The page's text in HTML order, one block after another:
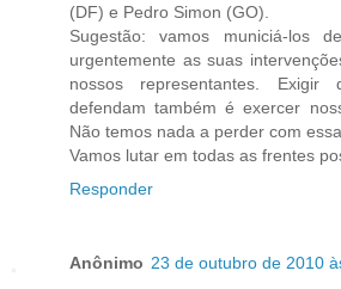
(DF) e Pedro Simon (GO).
Sugestão: vamos municiá-los
urgentemente as suas
nossos representantes.
defendam também é exercer
Não temos nada a perder com
Vamos lutar em todas as frentes
Responder
Anônimo 23 de outubro de 2010